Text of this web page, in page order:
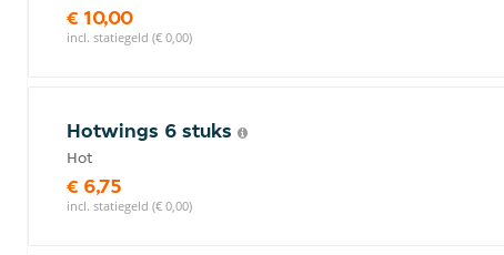
€ 10,00
incl. statiegeld (€ 0,00)
Hotwings 6 stuks
Hot
€ 6,75
incl. statiegeld (€ 0,00)